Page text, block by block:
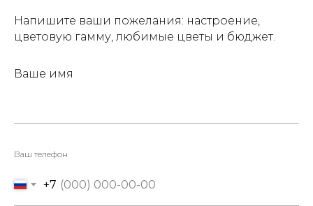
Напишите ваши пожелания: настроение,
цветовую гамму, любимые цветы и бюджет.
Ваше имя
Ваш телефон
+7